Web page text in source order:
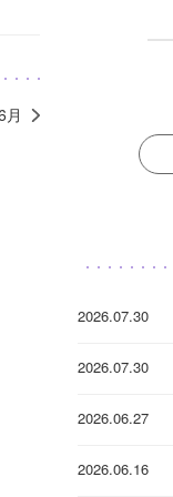
月
2026.07.30
2026.07.30
2026.06.27
2026.06.16